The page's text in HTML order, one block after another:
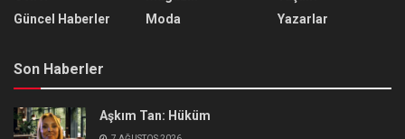
Güncel Haberler
Moda
Yazarlar
Son Haberler
Aşkım Tan: Hüküm